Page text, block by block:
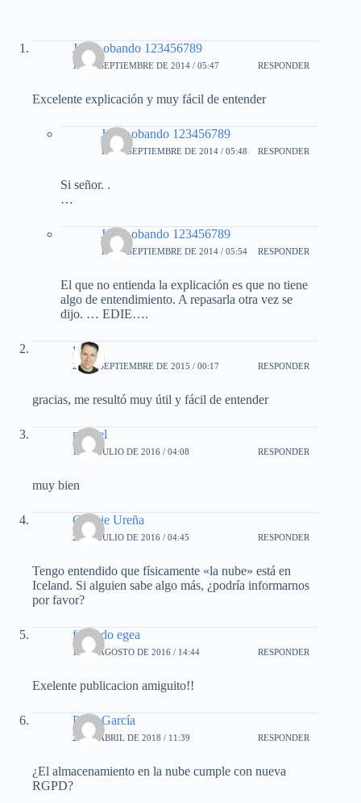
Jorge obando 123456789
17 DE SEPTIEMBRE DE 2014 / 05:47 RESPONDER
Excelente explicación y muy fácil de entender
Jorge obando 123456789
17 DE SEPTIEMBRE DE 2014 / 05:48 RESPONDER
Si señor. .
…
Jorge obando 123456789
17 DE SEPTIEMBRE DE 2014 / 05:54 RESPONDER
El que no entienda la explicación es que no tiene
algo de entendimiento. A repasarla otra vez se
dijo. … EDIE….
yadir
28 DE SEPTIEMBRE DE 2015 / 00:17 RESPONDER
gracias, me resultó muy útil y fácil de entender
miguel
16 DE JULIO DE 2016 / 04:08 RESPONDER
muy bien
Connie Ureña
25 DE JULIO DE 2016 / 04:45 RESPONDER
Tengo entendido que físicamente «la nube» está en
Iceland. Si alguien sabe algo más, ¿podría informarnos
por favor?
facundo egea
17 DE AGOSTO DE 2016 / 14:44 RESPONDER
Exelente publicacion amiguito!!
Peter García
20 DE ABRIL DE 2018 / 11:39 RESPONDER
¿El almacenamiento en la nube cumple con nueva
RGPD?